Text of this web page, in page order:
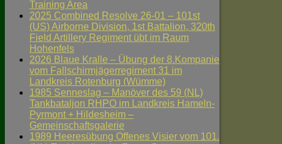
Training Area
2025 Combined Resolve 26-01 – 101st
(US) Airborne Division, 1st Battalion, 320th
Field Artillery Regiment übt im Raum
Hohenfels
2026 Blaue Kralle – Übung der 8.Kompanie
vom Fallschirmjägerregiment 31 im
Landkreis Rotenburg (Wümme)
1985 Senneslag – Manöver des 59 (NL)
Tankbataljon RHPO im Landkreis Hameln-
Pyrmont + Hildesheim –
Gemeinschaftsgalerie
1989 Heeresübung Offenes Visier vom 101.